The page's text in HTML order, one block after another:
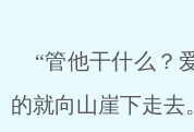
“管他干什么？
的就向山崖下走去。